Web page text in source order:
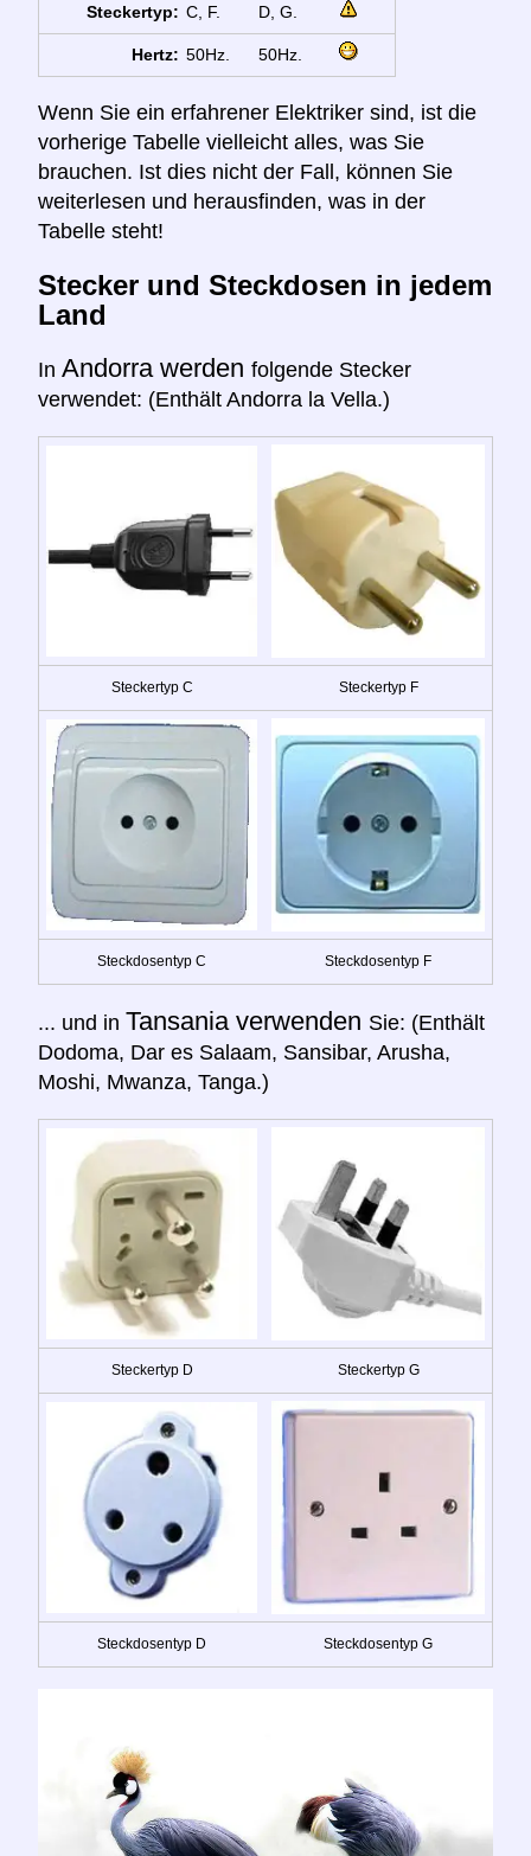
Steckertyp: C, F. D, G.
Hertz: 50Hz. 50Hz.
Wenn Sie ein erfahrener Elektriker sind, ist die
vorherige Tabelle vielleicht alles, was Sie
brauchen. Ist dies nicht der Fall, können Sie
weiterlesen und herausfinden, was in der
Tabelle steht!
Stecker und Steckdosen in jedem
Land
In Andorra werden folgende Stecker
verwendet: (Enthält Andorra la Vella.)
Steckertyp C Steckertyp F
Steckdosentyp C Steckdosentyp F
... und in Tansania verwenden Sie: (Enthält
Dodoma, Dar es Salaam, Sansibar, Arusha,
Moshi, Mwanza, Tanga.)
Steckertyp D Steckertyp G
Steckdosentyp D Steckdosentyp G